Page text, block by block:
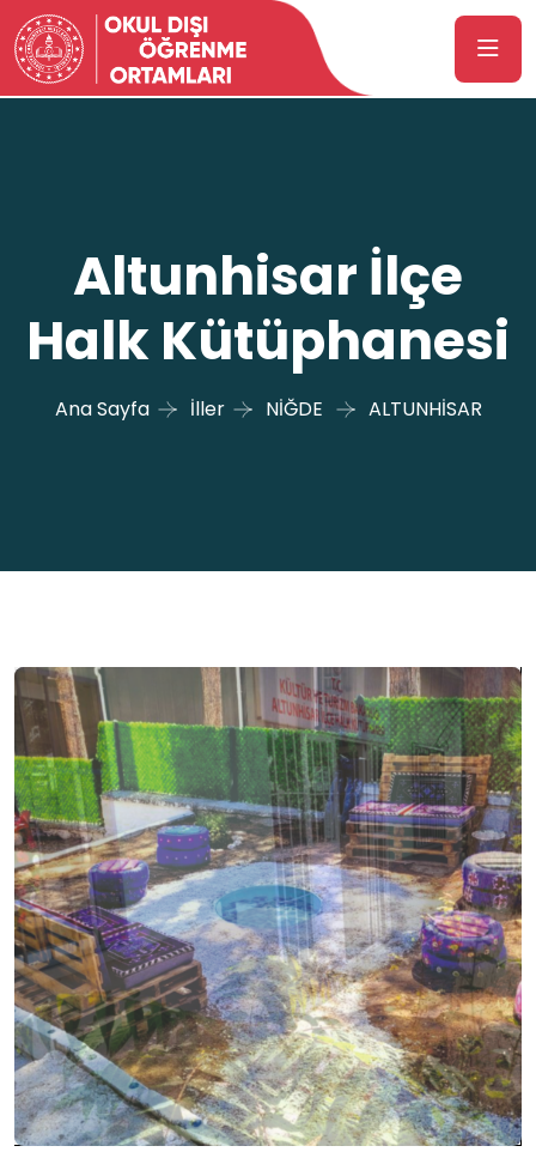
Altunhisar İlçe
Halk Kütüphanesi
Ana Sayfa İller NİĞDE ALTUNHİSAR